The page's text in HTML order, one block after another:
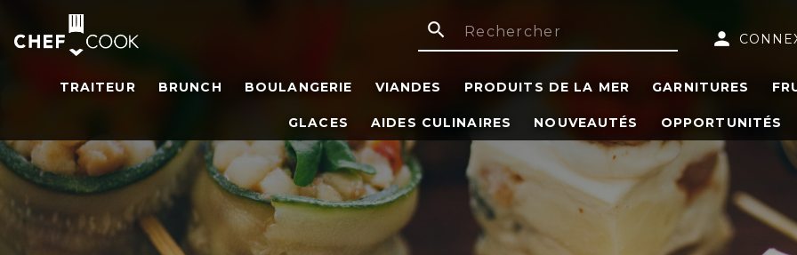
search person
TRAITEUR BRUNCH BOULANGERIE VIANDES PRODUITS DE LA MER GARNITURES
GLACES AIDES CULINAIRES NOUVEAUTÉS OPPORTUNITÉS